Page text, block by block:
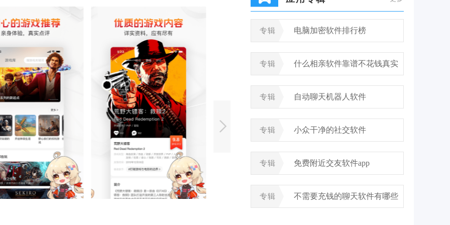
专辑 电脑加密软件排行榜
专辑 什么相亲软件靠谱不花钱真实
专辑 自动聊天机器人软件
专辑 小众干净的社交软件
专辑 免费附近交友软件app
专辑 不需要充钱的聊天软件有哪些